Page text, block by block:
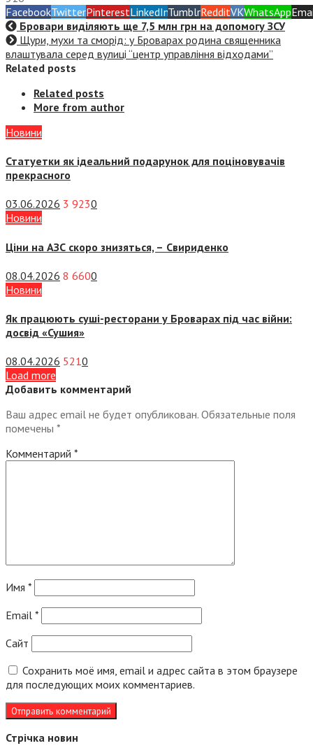
FacebookTwitterPinterestLinkedInTumblrRedditVKWhatsApp
Бровари виділяють ще 7,5 млн грн на допомогу ЗСУ
Щури, мухи та сморід: у Броварах родина священника
влаштувала серед вулиці “центр управління відходами”
Related posts
Related posts
More from author
Новини
Статуетки як ідеальний подарунок для поціновувачів
прекрасного
03.06.2026 3 9230
Новини
Ціни на АЗС скоро знизяться, – Свириденко
08.04.2026 8 6600
Новини
Як працюють суші-ресторани у Броварах під час війни:
досвід «Сушия»
08.04.2026 5210
Load more
Добавить комментарий
Ваш адрес email не будет опубликован. Обязательные поля
помечены *
Комментарий *
Имя *
Email *
Сайт
Сохранить моё имя, email и адрес сайта в этом браузере
для последующих моих комментариев.
Стрічка новин